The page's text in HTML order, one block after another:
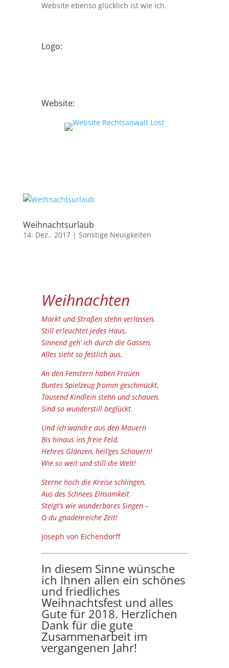
Website ebenso glücklich ist wie ich.
Logo:
Website:
Weihnachtsurlaub
14. Dez.. 2017| Sonstige Neuigkeiten
Weihnachten
Markt und Straßen stehn verlassen,
Still erleuchtet jedes Haus,
Sinnend geh’ ich durch die Gassen,
Alles sieht so festlich aus.
An den Fenstern haben Frauen
Buntes Spielzeug fromm geschmückt,
Tausend Kindlein stehn und schauen,
Sind so wunderstill beglückt.
Und ich wandre aus den Mauern
Bis hinaus ins freie Feld,
Hehres Glänzen, heil’ges Schauern!
Wie so weit und still die Welt!
Sterne hoch die Kreise schlingen,
Aus des Schnees Einsamkeit
Steigt’s wie wunderbares Singen –
O du gnadenreiche Zeit!
Joseph von Eichendorff
In diesem Sinne wünsche
ich Ihnen allen ein schönes
und friedliches
Weihnachtsfest und alles
Gute für 2018. Herzlichen
Dank für die gute
Zusammenarbeit im
vergangenen Jahr!